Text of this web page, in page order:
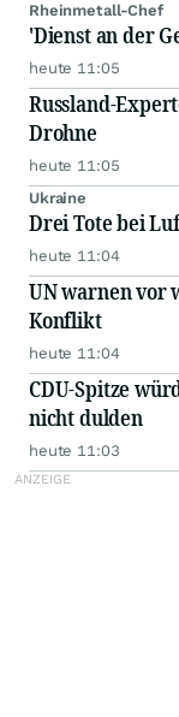
Rheinmetall-Chef
'Dienst an der
heute 11:05
Russland-
Drohne
heute 11:05
Ukraine
Drei Tote bei
heute 11:04
UN warnen vor
Konflikt
heute 11:04
CDU-Spitze
nicht dulden
heute 11:03